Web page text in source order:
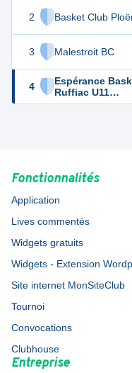
2 Basket Club
3 Malestroit BC
4
Espérance
Ruffiac U11
Féminines
9
6
Fonctionnalités
Application
Lives commentés
Widgets gratuits
Widgets - Extension
Site internet MonSiteClub
Tournoi
Convocations
Clubhouse
Entreprise